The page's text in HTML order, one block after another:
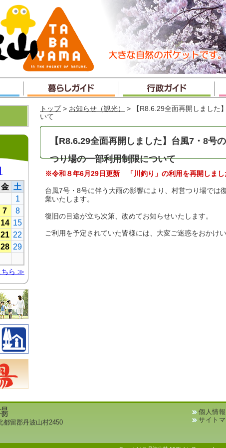
トップ > お知らせ（観光）
> 【R8.6.29全面再開しました
いて
【R8.6.29全面再開しました】台風7・8号
つり場の一部利用制限について
※令和８年6月29日更新 「川釣り」の利用を再開しまし
台風7号・8号に伴う大雨の影響により、村営つり場で
業いたします。
復旧の目途が立ち次第、改めてお知らせいたします。
ご利用を予定されていた皆様には、大変ご迷惑をおかけ
都留郡丹波山村2450
個人情
サイト